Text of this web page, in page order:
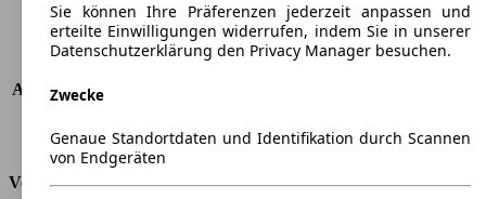
Türen
5
Sitze
5
Anhängelast (ungebremst)
Kofferraumvolumen
62 - 528 l
Verbrauch
Sie können Ihre Präferenzen jederzeit anpassen und
erteilte Einwilligungen widerrufen, indem Sie in unserer
Datenschutzerklärung den Privacy Manager besuchen.
Zwecke
Genaue Standortdaten und Identifikation durch Scannen
von Endgeräten